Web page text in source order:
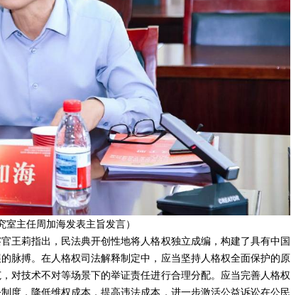
室主任周加海发表主旨发言）
莉指出，民法典开创性地将人格权独立成编，构建了具有中国
脉搏。在人格权司法解释制定中，应当坚持人格权全面保护的原
对技术不对等场景下的举证责任进行合理分配。应当完善人格权
度，降低维权成本，提高违法成本，进一步激活公益诉讼在公民